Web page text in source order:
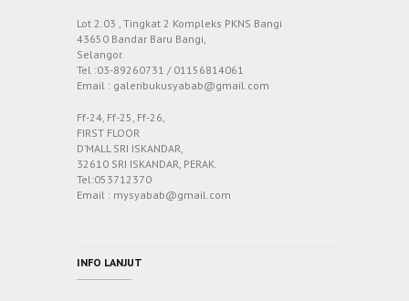
Lot 2.03 , Tingkat 2 Kompleks PKNS Bangi
43650 Bandar Baru Bangi,
Selangor.
Tel :03-89260731 / 01156814061
Email : galeribukusyabab@gmail.com
Ff-24, Ff-25, Ff-26,
FIRST FLOOR
D’MALL SRI ISKANDAR,
32610 SRI ISKANDAR, PERAK.
Tel:053712370
Email : mysyabab@gmail.com
INFO LANJUT